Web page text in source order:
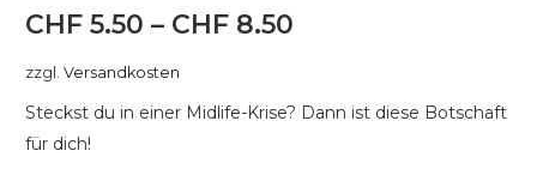
CHF 5.50 – CHF 8.50
zzgl. Versandkosten
Steckst du in einer Midlife-Krise? Dann ist diese Botschaft
für dich!